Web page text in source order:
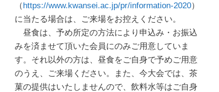
（https://www.kwansei.ac.jp/pr/information-2020）
に当たる場合は、ご来場をお控えください。
昼食は、予め所定の方法により申込み・お振込
みを済ませて頂いた会員にのみご用意していま
す。それ以外の方は、昼食をご自身で予めご用意
のうえ、ご来場ください。また、今大会では、茶
菓の提供はいたしませんので、飲料水等はご自身